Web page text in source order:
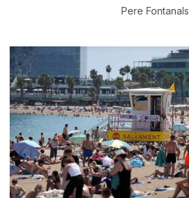
Pere Fontanals